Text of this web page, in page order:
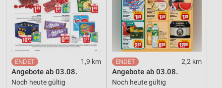
1,9 km
Angebote ab 03.08.
Noch heute gültig
2,2 km
Angebote ab 03.08.
Noch heute gültig